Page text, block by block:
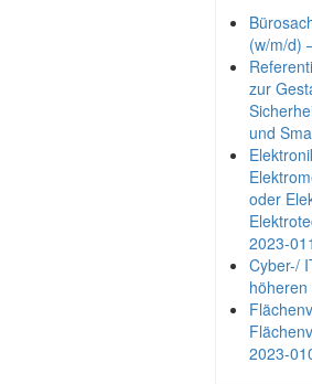
(w/m/d)
zur
und
oder
2023-011
Cyber-/
2023-